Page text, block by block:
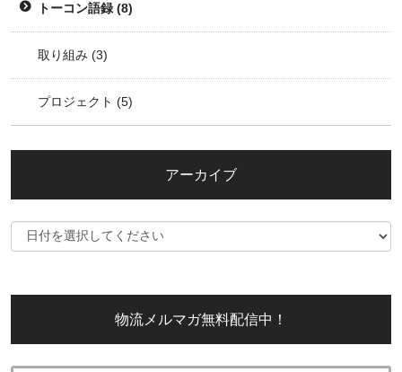
トーコン語録 (8)
取り組み (3)
プロジェクト (5)
アーカイブ
物流メルマガ無料配信中！